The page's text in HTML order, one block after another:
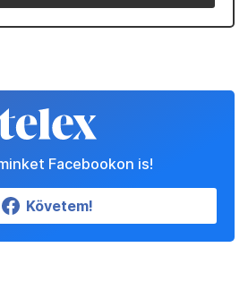
Facebookon is!
Követem!